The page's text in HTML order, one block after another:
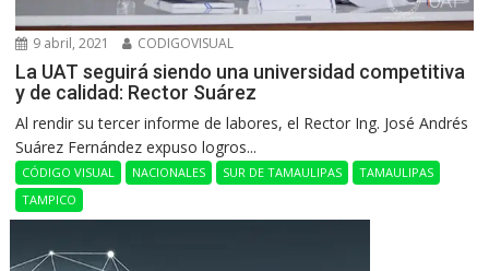
9 abril, 2021 CODIGOVISUAL
La UAT seguirá siendo una universidad competitiva
y de calidad: Rector Suárez
Al rendir su tercer informe de labores, el Rector Ing. José Andrés
Suárez Fernández expuso logros...
CÓDIGO VISUAL NACIONALES SUR DE TAMAULIPAS
TAMAULIPAS
TAMPICO